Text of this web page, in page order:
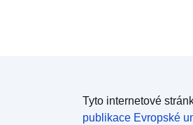
Tyto internetové
publikace Evropské